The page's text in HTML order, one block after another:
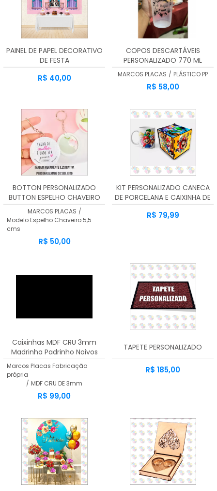
PAINEL DE PAPEL DECORATIVO
DE FESTA
R$ 40,00
COPOS DESCARTÁVEIS
PERSONALIZADO 770 ML
MARCOS PLACAS / PLÁSTICO PP
R$ 58,00
BOTTON PERSONALIZADO
BUTTON ESPELHO CHAVEIRO
5,5 CMS
MARCOS PLACAS /
Modelo Espelho Chaveiro 5,5
cms
R$ 50,00
KIT PERSONALIZADO CANECA
DE PORCELANA E CAIXINHA DE
MDF
R$ 79,99
Caixinhas MDF CRU 3mm
Madrinha Padrinho Noivos
Vazados | KIT 12 Unidades
Marcos Placas Fabricação
própria
/ MDF CRU DE 3mm
R$ 99,00
TAPETE PERSONALIZADO
R$ 185,00